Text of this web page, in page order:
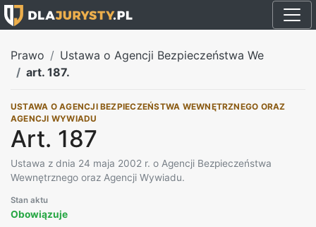
Prawo
Ustawa o Agencji Bezpieczeństwa We
art. 187.
USTAWA O AGENCJI BEZPIECZEŃSTWA WEWNĘTRZNEGO ORAZ
AGENCJI WYWIADU
Art. 187
Ustawa z dnia 24 maja 2002 r. o Agencji Bezpieczeństwa
Wewnętrznego oraz Agencji Wywiadu.
Stan aktu
Obowiązuje